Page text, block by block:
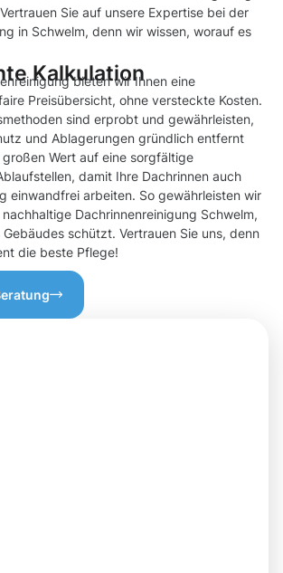
Sie auf unsere Expertise bei der
in Schwelm, denn wir wissen, worauf es
Kalkulation
bieten wir Ihnen eine
Preisübersicht, ohne versteckte Kosten.
sind erprobt und gewährleisten,
und Ablagerungen gründlich entfernt
Wert auf eine sorgfältige
damit Ihre Dachrinnen auch
einwandfrei arbeiten. So gewährleisten wir
Dachrinnenreinigung Schwelm,
schützt. Vertrauen Sie uns, denn
die beste Pflege!